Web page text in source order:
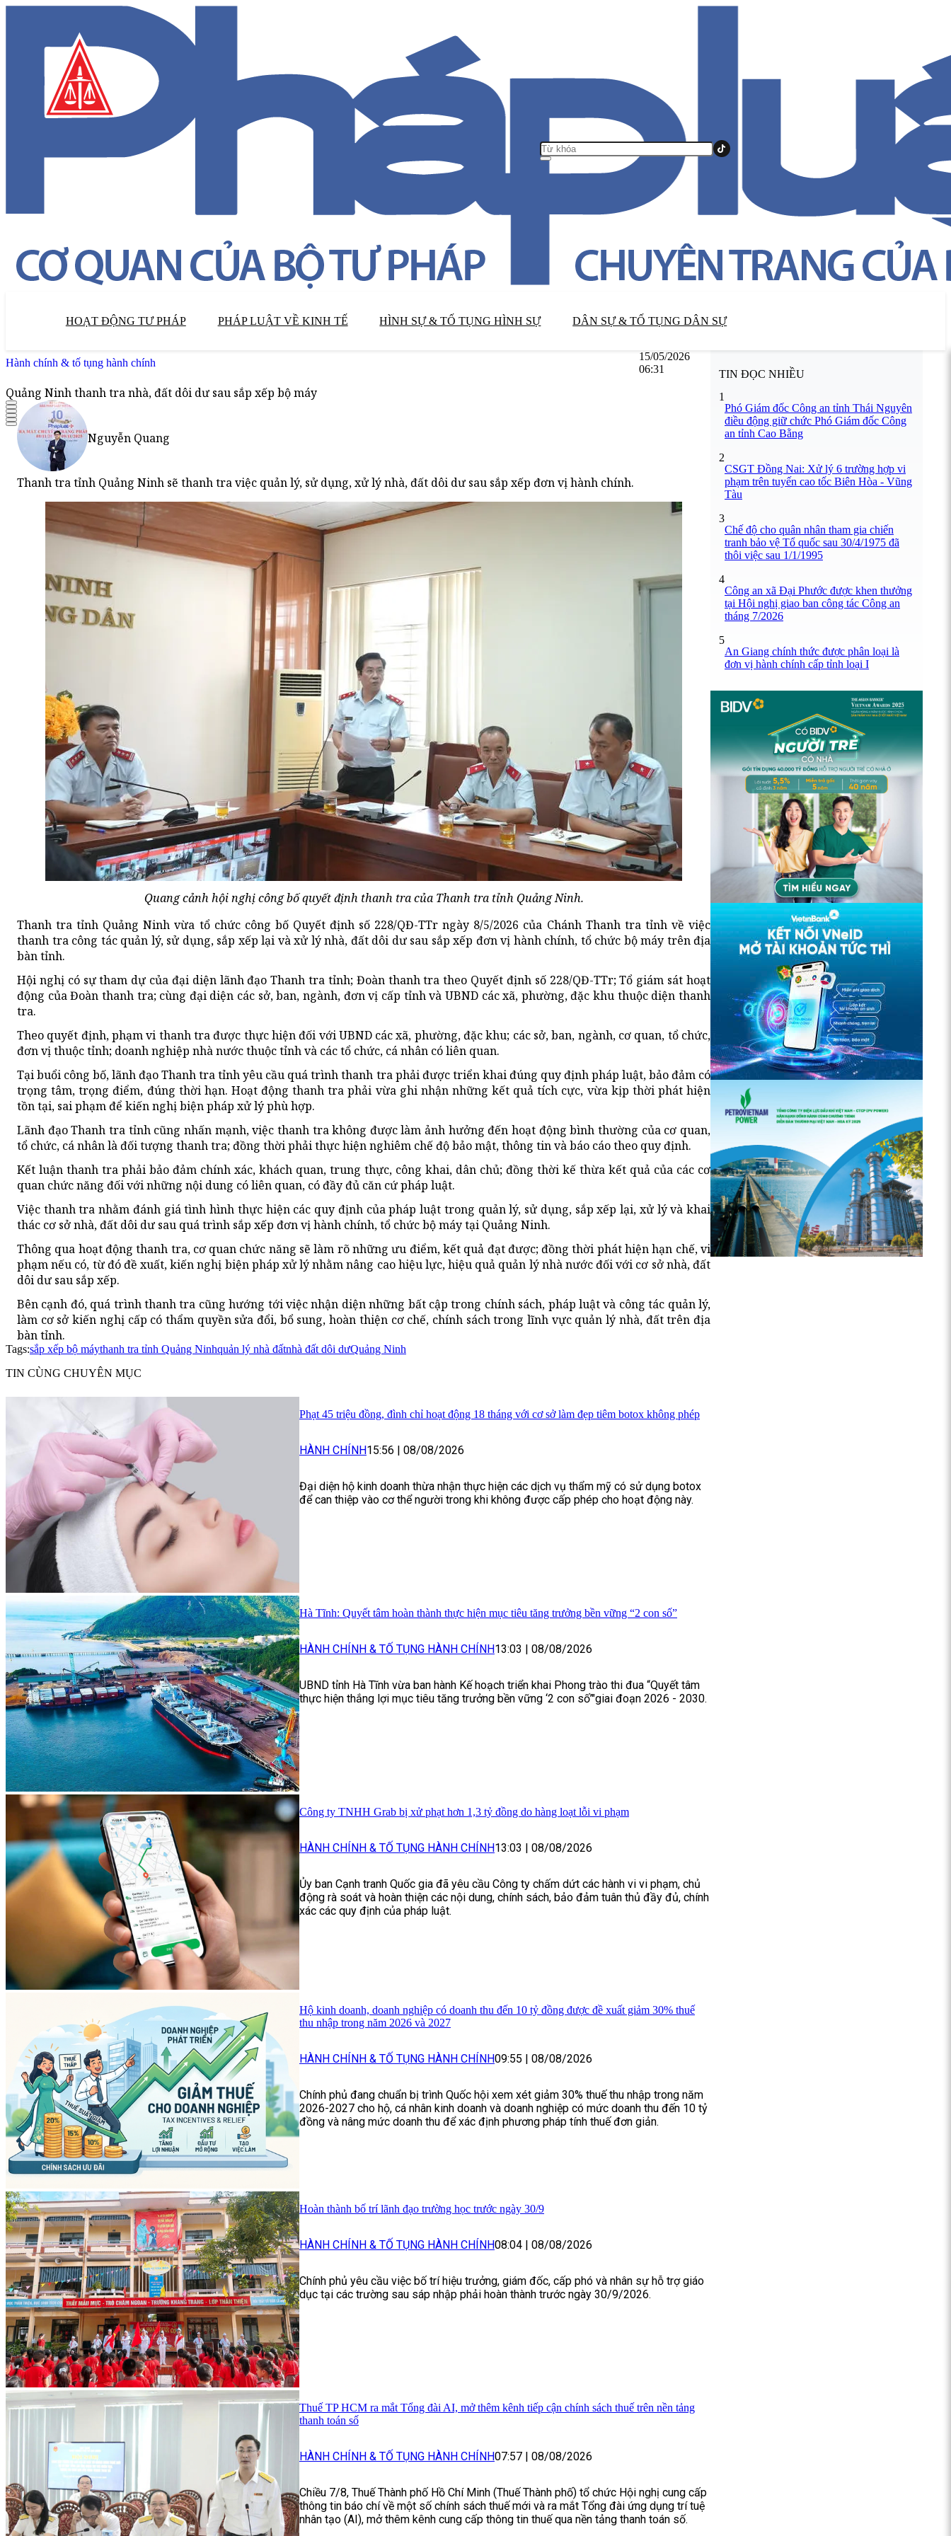
HOẠT ĐỘNG TƯ PHÁP PHÁP LUẬT VỀ KINH TẾ HÌNH SỰ & TỐ TỤNG HÌNH SỰ DÂN SỰ & TỐ TỤNG DÂN SỰ
Hành chính & tố tụng hành chính
15/05/2026
06:31
Quảng Ninh thanh tra nhà, đất dôi dư sau sắp xếp bộ máy
Nguyễn Quang
Thanh tra tỉnh Quảng Ninh sẽ thanh tra việc quản lý, sử dụng, xử lý nhà, đất dôi dư sau sắp xếp đơn vị hành chính.
Quang cảnh hội nghị công bố quyết định thanh tra của Thanh tra tỉnh Quảng Ninh.
Thanh tra tỉnh Quảng Ninh vừa tổ chức công bố Quyết định số 228/QĐ-TTr ngày 8/5/2026 của Chánh Thanh tra tỉnh về việc
thanh tra công tác quản lý, sử dụng, sắp xếp lại và xử lý nhà, đất dôi dư sau sắp xếp đơn vị hành chính, tổ chức bộ máy trên địa
bàn tỉnh.
Hội nghị có sự tham dự của đại diện lãnh đạo Thanh tra tỉnh; Đoàn thanh tra theo Quyết định số 228/QĐ-TTr; Tổ giám sát hoạt
động của Đoàn thanh tra; cùng đại diện các sở, ban, ngành, đơn vị cấp tỉnh và UBND các xã, phường, đặc khu thuộc diện thanh
tra.
Theo quyết định, phạm vi thanh tra được thực hiện đối với UBND các xã, phường, đặc khu; các sở, ban, ngành, cơ quan, tổ chức,
đơn vị thuộc tỉnh; doanh nghiệp nhà nước thuộc tỉnh và các tổ chức, cá nhân có liên quan.
Tại buổi công bố, lãnh đạo Thanh tra tỉnh yêu cầu quá trình thanh tra phải được triển khai đúng quy định pháp luật, bảo đảm có
trọng tâm, trọng điểm, đúng thời hạn. Hoạt động thanh tra phải vừa ghi nhận những kết quả tích cực, vừa kịp thời phát hiện
tồn tại, sai phạm để kiến nghị biện pháp xử lý phù hợp.
Lãnh đạo Thanh tra tỉnh cũng nhấn mạnh, việc thanh tra không được làm ảnh hưởng đến hoạt động bình thường của cơ quan,
tổ chức, cá nhân là đối tượng thanh tra; đồng thời phải thực hiện nghiêm chế độ bảo mật, thông tin và báo cáo theo quy định.
Kết luận thanh tra phải bảo đảm chính xác, khách quan, trung thực, công khai, dân chủ; đồng thời kế thừa kết quả của các cơ
quan chức năng đối với những nội dung có liên quan, có đầy đủ căn cứ pháp luật.
Việc thanh tra nhằm đánh giá tình hình thực hiện các quy định của pháp luật trong quản lý, sử dụng, sắp xếp lại, xử lý và khai
thác cơ sở nhà, đất dôi dư sau quá trình sắp xếp đơn vị hành chính, tổ chức bộ máy tại Quảng Ninh.
Thông qua hoạt động thanh tra, cơ quan chức năng sẽ làm rõ những ưu điểm, kết quả đạt được; đồng thời phát hiện hạn chế, vi
phạm nếu có, từ đó đề xuất, kiến nghị biện pháp xử lý nhằm nâng cao hiệu lực, hiệu quả quản lý nhà nước đối với cơ sở nhà, đất
dôi dư sau sắp xếp.
Bên cạnh đó, quá trình thanh tra cũng hướng tới việc nhận diện những bất cập trong chính sách, pháp luật và công tác quản lý,
làm cơ sở kiến nghị cấp có thẩm quyền sửa đổi, bổ sung, hoàn thiện cơ chế, chính sách trong lĩnh vực quản lý nhà, đất trên địa
bàn tỉnh.
Tags:sắp xếp bộ máythanh tra tỉnh Quảng Ninhquản lý nhà đấtnhà đất dôi dưQuảng Ninh
TIN CÙNG CHUYÊN MỤC
Phạt 45 triệu đồng, đình chỉ hoạt động 18 tháng với cơ sở làm đẹp tiêm botox không phép
HÀNH CHÍNH15:56 08/08/2026
Đại diện hộ kinh doanh thừa nhận thực hiện các dịch vụ thẩm mỹ có sử dụng botox
để can thiệp vào cơ thể người trong khi không được cấp phép cho hoạt động này.
Hà Tĩnh: Quyết tâm hoàn thành thực hiện mục tiêu tăng trưởng bền vững “2 con số”
HÀNH CHÍNH & TỐ TỤNG HÀNH CHÍNH13:03 | 08/08/2026
UBND tỉnh Hà Tĩnh vừa ban hành Kế hoạch triển khai Phong trào thi đua “Quyết tâm
thực hiện thắng lợi mục tiêu tăng trưởng bền vững ‘2 con số’"giai đoạn 2026 - 2030.
Công ty TNHH Grab bị xử phạt hơn 1,3 tỷ đồng do hàng loạt lỗi vi phạm
HÀNH CHÍNH & TỐ TỤNG HÀNH CHÍNH13:03 | 08/08/2026
Ủy ban Cạnh tranh Quốc gia đã yêu cầu Công ty chấm dứt các hành vi vi phạm, chủ
động rà soát và hoàn thiện các nội dung, chính sách, bảo đảm tuân thủ đầy đủ, chính
xác các quy định của pháp luật.
Hộ kinh doanh, doanh nghiệp có doanh thu đến 10 tỷ đồng được đề xuất giảm 30% thuế
thu nhập trong năm 2026 và 2027
HÀNH CHÍNH & TỐ TỤNG HÀNH CHÍNH09:55 08/08/2026
Chính phủ đang chuẩn bị trình Quốc hội xem xét giảm 30% thuế thu nhập trong năm
2026-2027 cho hộ, cá nhân kinh doanh và doanh nghiệp có mức doanh thu đến 10 tỷ
đồng và nâng mức doanh thu để xác định phương pháp tính thuế đơn giản.
Hoàn thành bố trí lãnh đạo trường học trước ngày 30/9
HÀNH CHÍNH & TỐ TỤNG HÀNH CHÍNH08:04 | 08/08/2026
Chính phủ yêu cầu việc bố trí hiệu trưởng, giám đốc, cấp phó và nhân sự hỗ trợ giáo
dục tại các trường sau sáp nhập phải hoàn thành trước ngày 30/9/2026.
Thuế TP HCM ra mắt Tổng đài AI, mở thêm kênh tiếp cận chính sách thuế trên nền tảng
thanh toán số
HÀNH CHÍNH & TỐ TỤNG HÀNH CHÍNH07:57 | 08/08/2026
Chiều 7/8, Thuế Thành phố Hồ Chí Minh (Thuế Thành phố) tổ chức Hội nghị cung cấp
thông tin báo chí về một số chính sách thuế mới và ra mắt Tổng đài ứng dụng trí tuệ
nhân tạo (AI), mở thêm kênh cung cấp thông tin thuế qua nền tảng thanh toán số.
TIN ĐỌC NHIỀU
1
Phó Giám đốc Công an tỉnh Thái Nguyên
điều động giữ chức Phó Giám đốc Công
an tỉnh Cao Bằng
2
CSGT Đồng Nai: Xử lý 6 trường hợp vi
phạm trên tuyến cao tốc Biên Hòa - Vũng
Tàu
3
Chế độ cho quân nhân tham gia chiến
tranh bảo vệ Tổ quốc sau 30/4/1975 đã
thôi việc sau 1/1/1995
4
Công an xã Đại Phước được khen thưởng
tại Hội nghị giao ban công tác Công an
tháng 7/2026
5
An Giang chính thức được phân loại là
đơn vị hành chính cấp tỉnh loại I